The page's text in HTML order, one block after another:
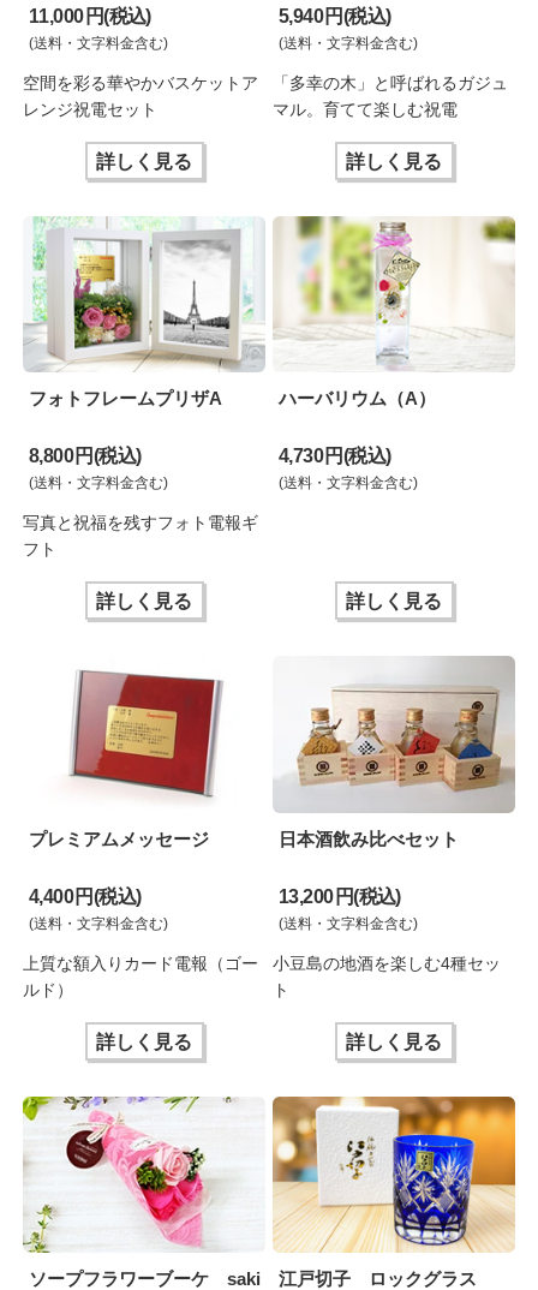
11,000 円(税込)
(送料・文字料金含む)
空間を彩る華やかバスケットア
レンジ祝電セット
詳しく見る
5,940 円(税込)
(送料・文字料金含む)
「多幸の木」と呼ばれるガジュ
マル。育てて楽しむ祝電
詳しく見る
フォトフレームプリザA
8,800 円(税込)
(送料・文字料金含む)
写真と祝福を残すフォト電報ギ
フト
詳しく見る
ハーバリウム（A）
4,730 円(税込)
(送料・文字料金含む)
詳しく見る
プレミアムメッセージ
4,400 円(税込)
(送料・文字料金含む)
上質な額入りカード電報（ゴー
ルド）
詳しく見る
日本酒飲み比べセット
13,200 円(税込)
(送料・文字料金含む)
小豆島の地酒を楽しむ4種セッ
ト
詳しく見る
ソープフラワーブーケ saki 江戸切子 ロックグラス